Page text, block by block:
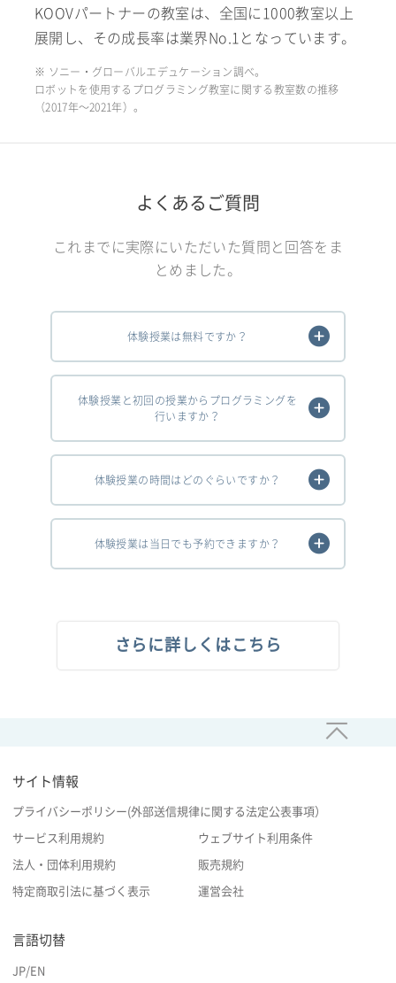
KOOVパートナーの教室は、全国に1000教室以上
展開し、その成長率は業界No.1となっています。
※ ソニー・グローバルエデュケーション調べ。
ロボットを使用するプログラミング教室に関する教室数の推移
（2017年〜2021年）。
よくあるご質問
これまでに実際にいただいた質問と回答をま
とめました。
体験授業は無料ですか？
体験授業と初回の授業からプログラミングを
行いますか？
体験授業の時間はどのぐらいですか？
体験授業は当日でも予約できますか？
さらに詳しくはこちら
サイト情報
プライバシーポリシー(外部送信規律に関する法定公表事項）
サービス利用規約 ウェブサイト利用条件
法人・団体利用規約 販売規約
特定商取引法に基づく表示 運営会社
言語切替
JP/EN